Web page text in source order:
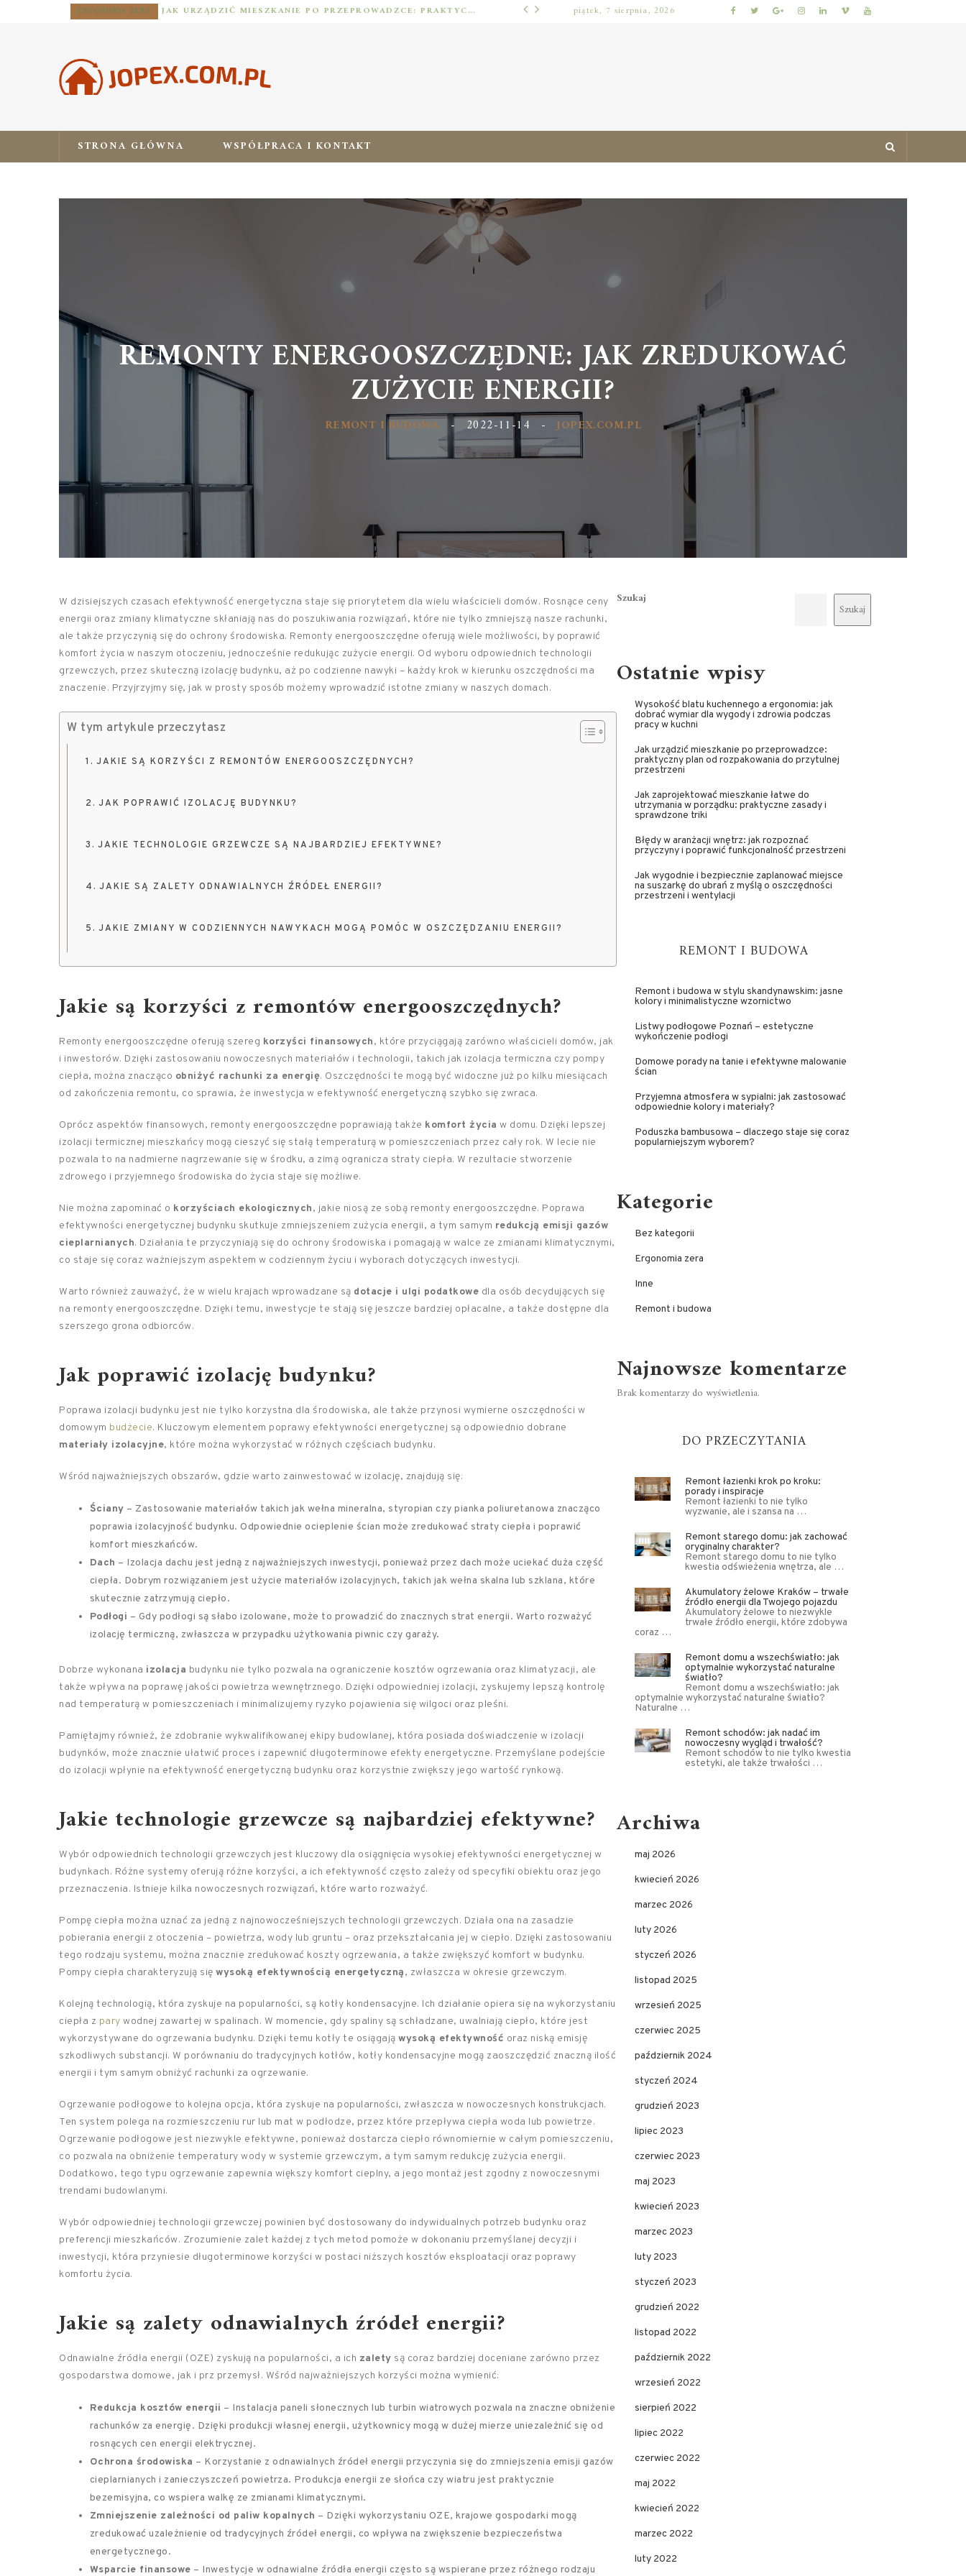
ERGONOMIA ZERA JAK URZĄDZIĆ MIESZKANIE PO PRZEPROWADZCE: PRAKTYCZNY PLAN OD ROZPAKOWANIA DO PRZYTULNEJ PRZESTRZENI ERGONOMIA ZERA
piątek, 7 sierpnia, 2026
STRONA GŁÓWNA WSPÓŁPRACA I KONTAKT
REMONTY ENERGOOSZCZĘDNE: JAK ZREDUKOWAĆ
ZUŻYCIE ENERGII?
REMONT I BUDOWA - 2022-11-14 - JOPEX.COM.PL
W dzisiejszych czasach efektywność energetyczna staje się priorytetem dla wielu właścicieli domów. Rosnące ceny
energii oraz zmiany klimatyczne skłaniają nas do poszukiwania rozwiązań, które nie tylko zmniejszą nasze rachunki,
ale także przyczynią się do ochrony środowiska. Remonty energooszczędne oferują wiele możliwości, by poprawić
komfort życia w naszym otoczeniu, jednocześnie redukując zużycie energii. Od wyboru odpowiednich technologii
grzewczych, przez skuteczną izolację budynku, aż po codzienne nawyki – każdy krok w kierunku oszczędności ma
znaczenie. Przyjrzyjmy się, jak w prosty sposób możemy wprowadzić istotne zmiany w naszych domach.
W tym artykule przeczytasz
JAKIE SĄ KORZYŚCI Z REMONTÓW ENERGOOSZCZĘDNYCH?
JAK POPRAWIĆ IZOLACJĘ BUDYNKU?
JAKIE TECHNOLOGIE GRZEWCZE SĄ NAJBARDZIEJ EFEKTYWNE?
JAKIE SĄ ZALETY ODNAWIALNYCH ŹRÓDEŁ ENERGII?
JAKIE ZMIANY W CODZIENNYCH NAWYKACH MOGĄ POMÓC W OSZCZĘDZANIU ENERGII?
Jakie są korzyści z remontów energooszczędnych?
Remonty energooszczędne oferują szereg korzyści finansowych, które przyciągają zarówno właścicieli domów, jak
i inwestorów. Dzięki zastosowaniu nowoczesnych materiałów i technologii, takich jak izolacja termiczna czy pompy
ciepła, można znacząco obniżyć rachunki za energię. Oszczędności te mogą być widoczne już po kilku miesiącach
od zakończenia remontu, co sprawia, że inwestycja w efektywność energetyczną szybko się zwraca.
Oprócz aspektów finansowych, remonty energooszczędne poprawiają także komfort życia w domu. Dzięki lepszej
izolacji termicznej mieszkańcy mogą cieszyć się stałą temperaturą w pomieszczeniach przez cały rok. W lecie nie
pozwala to na nadmierne nagrzewanie się w środku, a zimą ogranicza straty ciepła. W rezultacie stworzenie
zdrowego i przyjemnego środowiska do życia staje się możliwe.
Nie można zapominać o korzyściach ekologicznych, jakie niosą ze sobą remonty energooszczędne. Poprawa
efektywności energetycznej budynku skutkuje zmniejszeniem zużycia energii, a tym samym redukcją emisji gazów
cieplarnianych. Działania te przyczyniają się do ochrony środowiska i pomagają w walce ze zmianami klimatycznymi,
co staje się coraz ważniejszym aspektem w codziennym życiu i wyborach dotyczących inwestycji.
Warto również zauważyć, że w wielu krajach wprowadzane są dotacje i ulgi podatkowe dla osób decydujących się
na remonty energooszczędne. Dzięki temu, inwestycje te stają się jeszcze bardziej opłacalne, a także dostępne dla
szerszego grona odbiorców.
Jak poprawić izolację budynku?
Poprawa izolacji budynku jest nie tylko korzystna dla środowiska, ale także przynosi wymierne oszczędności w
domowym budżecie. Kluczowym elementem poprawy efektywności energetycznej są odpowiednio dobrane
materiały izolacyjne, które można wykorzystać w różnych częściach budynku.
Wśród najważniejszych obszarów, gdzie warto zainwestować w izolację, znajdują się:
Ściany – Zastosowanie materiałów takich jak wełna mineralna, styropian czy pianka poliuretanowa znacząco
poprawia izolacyjność budynku. Odpowiednie ocieplenie ścian może zredukować straty ciepła i poprawić
komfort mieszkańców.
Dach – Izolacja dachu jest jedną z najważniejszych inwestycji, ponieważ przez dach może uciekać duża część
ciepła. Dobrym rozwiązaniem jest użycie materiałów izolacyjnych, takich jak wełna skalna lub szklana, które
skutecznie zatrzymują ciepło.
Podłogi – Gdy podłogi są słabo izolowane, może to prowadzić do znacznych strat energii. Warto rozważyć
izolację termiczną, zwłaszcza w przypadku użytkowania piwnic czy garaży.
Dobrze wykonana izolacja budynku nie tylko pozwala na ograniczenie kosztów ogrzewania oraz klimatyzacji, ale
także wpływa na poprawę jakości powietrza wewnętrznego. Dzięki odpowiedniej izolacji, zyskujemy lepszą kontrolę
nad temperaturą w pomieszczeniach i minimalizujemy ryzyko pojawienia się wilgoci oraz pleśni.
Pamiętajmy również, że zdobranie wykwalifikowanej ekipy budowlanej, która posiada doświadczenie w izolacji
budynków, może znacznie ułatwić proces i zapewnić długoterminowe efekty energetyczne. Przemyślane podejście
do izolacji wpłynie na efektywność energetyczną budynku oraz korzystnie zwiększy jego wartość rynkową.
Jakie technologie grzewcze są najbardziej efektywne?
Wybór odpowiednich technologii grzewczych jest kluczowy dla osiągnięcia wysokiej efektywności energetycznej w
budynkach. Różne systemy oferują różne korzyści, a ich efektywność często zależy od specyfiki obiektu oraz jego
przeznaczenia. Istnieje kilka nowoczesnych rozwiązań, które warto rozważyć.
Pompę ciepła można uznać za jedną z najnowocześniejszych technologii grzewczych. Działa ona na zasadzie
pobierania energii z otoczenia – powietrza, wody lub gruntu – oraz przekształcania jej w ciepło. Dzięki zastosowaniu
tego rodzaju systemu, można znacznie zredukować koszty ogrzewania, a także zwiększyć komfort w budynku.
Pompy ciepła charakteryzują się wysoką efektywnością energetyczną, zwłaszcza w okresie grzewczym.
Kolejną technologią, która zyskuje na popularności, są kotły kondensacyjne. Ich działanie opiera się na wykorzystaniu
ciepła z pary wodnej zawartej w spalinach. W momencie, gdy spaliny są schładzane, uwalniają ciepło, które jest
wykorzystywane do ogrzewania budynku. Dzięki temu kotły te osiągają wysoką efektywność oraz niską emisję
szkodliwych substancji. W porównaniu do tradycyjnych kotłów, kotły kondensacyjne mogą zaoszczędzić znaczną ilość
energii i tym samym obniżyć rachunki za ogrzewanie.
Ogrzewanie podłogowe to kolejna opcja, która zyskuje na popularności, zwłaszcza w nowoczesnych konstrukcjach.
Ten system polega na rozmieszczeniu rur lub mat w podłodze, przez które przepływa ciepła woda lub powietrze.
Ogrzewanie podłogowe jest niezwykle efektywne, ponieważ dostarcza ciepło równomiernie w całym pomieszczeniu,
co pozwala na obniżenie temperatury wody w systemie grzewczym, a tym samym redukcję zużycia energii.
Dodatkowo, tego typu ogrzewanie zapewnia większy komfort cieplny, a jego montaż jest zgodny z nowoczesnymi
trendami budowlanymi.
Wybór odpowiedniej technologii grzewczej powinien być dostosowany do indywidualnych potrzeb budynku oraz
preferencji mieszkańców. Zrozumienie zalet każdej z tych metod pomoże w dokonaniu przemyślanej decyzji i
inwestycji, która przyniesie długoterminowe korzyści w postaci niższych kosztów eksploatacji oraz poprawy
komfortu życia.
Jakie są zalety odnawialnych źródeł energii?
Odnawialne źródła energii (OZE) zyskują na popularności, a ich zalety są coraz bardziej doceniane zarówno przez
gospodarstwa domowe, jak i prz przemysł. Wśród najważniejszych korzyści można wymienić:
Redukcja kosztów energii – Instalacja paneli słonecznych lub turbin wiatrowych pozwala na znaczne obniżenie
rachunków za energię. Dzięki produkcji własnej energii, użytkownicy mogą w dużej mierze uniezależnić się od
rosnących cen energii elektrycznej.
Ochrona środowiska – Korzystanie z odnawialnych źródeł energii przyczynia się do zmniejszenia emisji gazów
cieplarnianych i zanieczyszczeń powietrza. Produkcja energii ze słońca czy wiatru jest praktycznie
bezemisyjna, co wspiera walkę ze zmianami klimatycznymi.
Zmniejszenie zależności od paliw kopalnych – Dzięki wykorzystaniu OZE, krajowe gospodarki mogą
zredukować uzależnienie od tradycyjnych źródeł energii, co wpływa na zwiększenie bezpieczeństwa
energetycznego.
Wsparcie finansowe – Inwestycje w odnawialne źródła energii często są wspierane przez różnego rodzaju
Szukaj
Szukaj
Ostatnie wpisy
Wysokość blatu kuchennego a ergonomia: jak
dobrać wymiar dla wygody i zdrowia podczas
pracy w kuchni
Jak urządzić mieszkanie po przeprowadzce:
praktyczny plan od rozpakowania do przytulnej
przestrzeni
Jak zaprojektować mieszkanie łatwe do
utrzymania w porządku: praktyczne zasady i
sprawdzone triki
Błędy w aranżacji wnętrz: jak rozpoznać
przyczyny i poprawić funkcjonalność przestrzeni
Jak wygodnie i bezpiecznie zaplanować miejsce
na suszarkę do ubrań z myślą o oszczędności
przestrzeni i wentylacji
REMONT I BUDOWA
Remont i budowa w stylu skandynawskim: jasne
kolory i minimalistyczne wzornictwo
Listwy podłogowe Poznań – estetyczne
wykończenie podłogi
Domowe porady na tanie i efektywne malowanie
ścian
Przyjemna atmosfera w sypialni: jak zastosować
odpowiednie kolory i materiały?
Poduszka bambusowa – dlaczego staje się coraz
popularniejszym wyborem?
Kategorie
Bez kategorii
Ergonomia zera
Inne
Remont i budowa
Najnowsze komentarze
Brak komentarzy do wyświetlenia.
DO PRZECZYTANIA
Remont łazienki krok po kroku:
porady i inspiracje
Remont łazienki to nie tylko
wyzwanie, ale i szansa na …
Remont starego domu: jak zachować
oryginalny charakter?
Remont starego domu to nie tylko
kwestia odświeżenia wnętrza, ale …
Akumulatory żelowe Kraków – trwałe
źródło energii dla Twojego pojazdu
Akumulatory żelowe to niezwykle
trwałe źródło energii, które zdobywa
coraz …
Remont domu a wszechświatło: jak
optymalnie wykorzystać naturalne
światło?
Remont domu a wszechświatło: jak
optymalnie wykorzystać naturalne światło?
Naturalne …
Remont schodów: jak nadać im
nowoczesny wygląd i trwałość?
Remont schodów to nie tylko kwestia
estetyki, ale także trwałości …
Archiwa
maj 2026
kwiecień 2026
marzec 2026
luty 2026
styczeń 2026
listopad 2025
wrzesień 2025
czerwiec 2025
październik 2024
styczeń 2024
grudzień 2023
lipiec 2023
czerwiec 2023
maj 2023
kwiecień 2023
marzec 2023
luty 2023
styczeń 2023
grudzień 2022
listopad 2022
październik 2022
wrzesień 2022
sierpień 2022
lipiec 2022
czerwiec 2022
maj 2022
kwiecień 2022
marzec 2022
luty 2022